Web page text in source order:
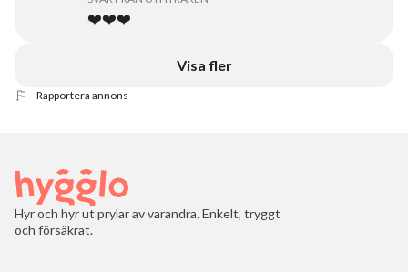
❤️❤️❤️
Visa fler
Rapportera annons
Hyr och hyr ut prylar av varandra. Enkelt, tryggt
och försäkrat.